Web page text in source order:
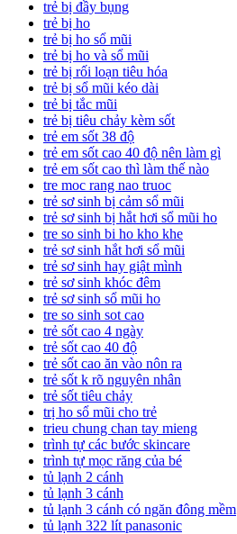
trẻ bị đầy bụng
trẻ bị ho
trẻ bị ho sổ mũi
trẻ bị ho và sổ mũi
trẻ bị rối loạn tiêu hóa
trẻ bị sổ mũi kéo dài
trẻ bị tắc mũi
trẻ bị tiêu chảy kèm sốt
trẻ em sốt 38 độ
trẻ em sốt cao 40 độ nên làm gì
trẻ em sốt cao thì làm thế nào
tre moc rang nao truoc
trẻ sơ sinh bị cảm sổ mũi
trẻ sơ sinh bị hắt hơi sổ mũi ho
tre so sinh bi ho kho khe
trẻ sơ sinh hắt hơi sổ mũi
trẻ sơ sinh hay giật mình
trẻ sơ sinh khóc đêm
trẻ sơ sinh sổ mũi ho
tre so sinh sot cao
trẻ sốt cao 4 ngày
trẻ sốt cao 40 độ
trẻ sốt cao ăn vào nôn ra
trẻ sốt k rõ nguyên nhân
trẻ sốt tiêu chảy
trị ho sổ mũi cho trẻ
trieu chung chan tay mieng
trình tự các bước skincare
trình tự mọc răng của bé
tủ lạnh 2 cánh
tủ lạnh 3 cánh
tủ lạnh 3 cánh có ngăn đông mềm
tủ lạnh 322 lít panasonic